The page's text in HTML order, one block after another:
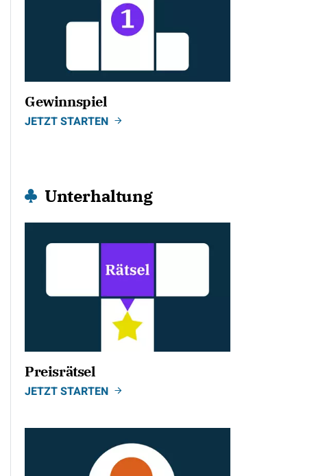
Gewinnspiel
JETZT STARTEN
Unterhaltung
Preisrätsel
JETZT STARTEN